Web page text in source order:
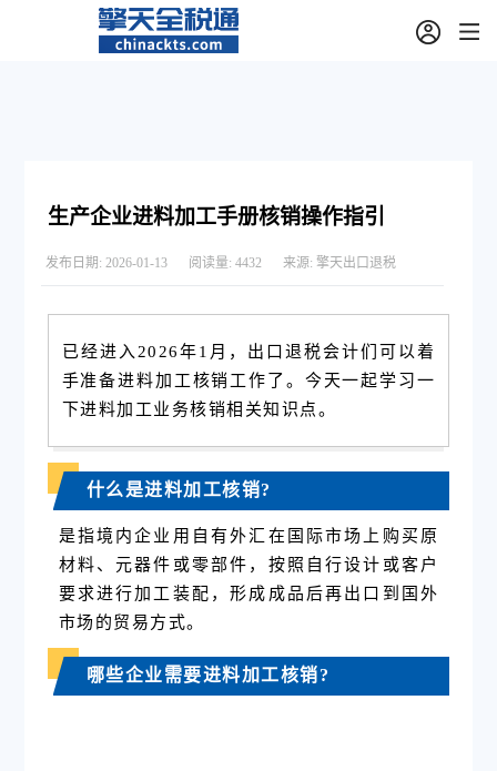
生产企业进料加工手册核销操作指引
发布日期: 2026-01-13 阅读量: 4432 来源: 擎天出口退税
已经进入2026年1月，出口退税会计们可以着
手准备进料加工核销工作了。 今天一起学习一
下进料加工业务核销相关知识点。
什么是进料加工核销?
是指境内企业用自有外汇在国际市场上购买原
材料、元器件或零部件，按照自行设计或客户
要求进行加工装配，形成成品后再出口到国外
市场的贸易方式。
哪些企业需要进料加工核销?